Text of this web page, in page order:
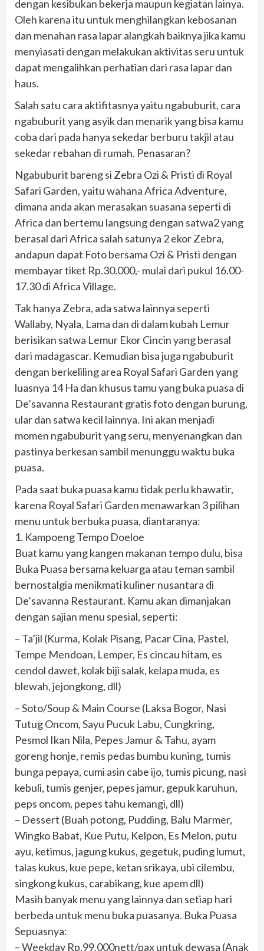
dengan kesibukan bekerja maupun kegiatan lainya.
Oleh karena itu untuk menghilangkan kebosanan
dan menahan rasa lapar alangkah baiknya jika kamu
menyiasati dengan melakukan aktivitas seru untuk
dapat mengalihkan perhatian dari rasa lapar dan
haus.
Salah satu cara aktifitasnya yaitu ngabuburit, cara
ngabuburit yang asyik dan menarik yang bisa kamu
coba dari pada hanya sekedar berburu takjil atau
sekedar rebahan di rumah. Penasaran?
Ngabuburit bareng si Zebra Ozi & Pristi di Royal
Safari Garden, yaitu wahana Africa Adventure,
dimana anda akan merasakan suasana seperti di
Africa dan bertemu langsung dengan satwa2 yang
berasal dari Africa salah satunya 2 ekor Zebra,
andapun dapat Foto bersama Ozi & Pristi dengan
membayar tiket Rp.30.000,- mulai dari pukul 16.00-
17.30 di Africa Village.
Tak hanya Zebra, ada satwa lainnya seperti
Wallaby, Nyala, Lama dan di dalam kubah Lemur
berisikan satwa Lemur Ekor Cincin yang berasal
dari madagascar. Kemudian bisa juga ngabuburit
dengan berkeliling area Royal Safari Garden yang
luasnya 14 Ha dan khusus tamu yang buka puasa di
De’savanna Restaurant gratis foto dengan burung,
ular dan satwa kecil lainnya. Ini akan menjadi
momen ngabuburit yang seru, menyenangkan dan
pastinya berkesan sambil menunggu waktu buka
puasa.
Pada saat buka puasa kamu tidak perlu khawatir,
karena Royal Safari Garden menawarkan 3 pilihan
menu untuk berbuka puasa, diantaranya:
1. Kampoeng Tempo Doeloe
Buat kamu yang kangen makanan tempo dulu, bisa
Buka Puasa bersama keluarga atau teman sambil
bernostalgia menikmati kuliner nusantara di
De’savanna Restaurant. Kamu akan dimanjakan
dengan sajian menu spesial, seperti:
– Ta’jil (Kurma, Kolak Pisang, Pacar Cina, Pastel,
Tempe Mendoan, Lemper, Es cincau hitam, es
cendol dawet, kolak biji salak, kelapa muda, es
blewah, jejongkong, dll)
– Soto/Soup & Main Course (Laksa Bogor, Nasi
Tutug Oncom, Sayu Pucuk Labu, Cungkring,
Pesmol Ikan Nila, Pepes Jamur & Tahu, ayam
goreng honje, remis pedas bumbu kuning, tumis
bunga pepaya, cumi asin cabe ijo, tumis picung, nasi
kebuli, tumis genjer, pepes jamur, gepuk karuhun,
peps oncom, pepes tahu kemangi, dll)
– Dessert (Buah potong, Pudding, Balu Marmer,
Wingko Babat, Kue Putu, Kelpon, Es Melon, putu
ayu, ketimus, jagung kukus, gegetuk, puding lumut,
talas kukus, kue pepe, ketan srikaya, ubi cilembu,
singkong kukus, carabikang, kue apem dll)
Masih banyak menu yang lainnya dan setiap hari
berbeda untuk menu buka puasanya. Buka Puasa
Sepuasnya:
– Weekday Rp.99.000nett/pax untuk dewasa (Anak